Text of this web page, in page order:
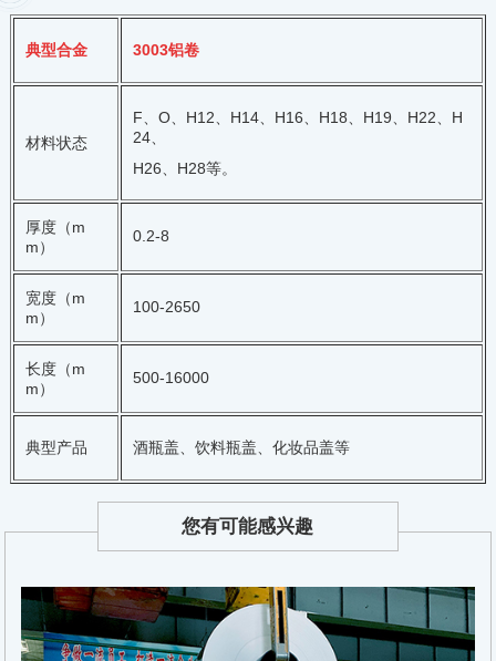
典型合金 3003铝卷
材料状态
F、O、H12、H14、H16、H18、H19、H22、H
24、
H26、H28等。
厚度（m
m）
0.2-8
宽度（m
m）
100-2650
长度（m
m）
500-16000
典型产品 酒瓶盖、饮料瓶盖、化妆品盖等
您有可能感兴趣